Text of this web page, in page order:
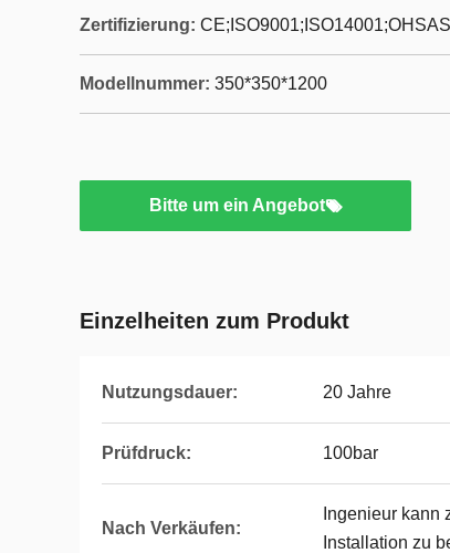
Zertifizierung:
Modellnummer: 350*350*1200
Bitte um ein Angebot
Einzelheiten zum Produkt
Nutzungsdauer: 20 Jahre
Prüfdruck: 100bar
Nach Verkäufen:
Ingenieur kann
Installation zu